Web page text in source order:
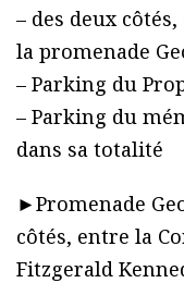
– des deux
la promenade
– Parking du
– Parking du
dans sa totalité
►Promenade
côtés, entre la
Fitzgerald